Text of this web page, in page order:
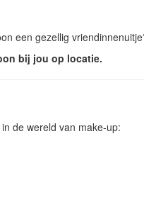
een gezellig
bij jou op locatie.
de wereld van make-up: